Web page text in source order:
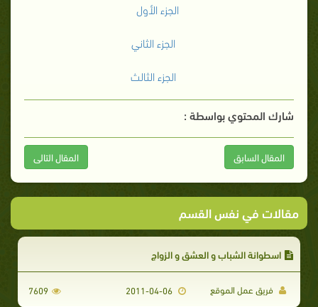
الجزء الأول
الجزء الثاني
الجزء الثالث
شارك المحتوي بواسطة :
المقال السابق المقال التالى
مقالات في نفس القسم
اسطوانة الشباب و العشق و الزواج
فريق عمل الموقع 7609